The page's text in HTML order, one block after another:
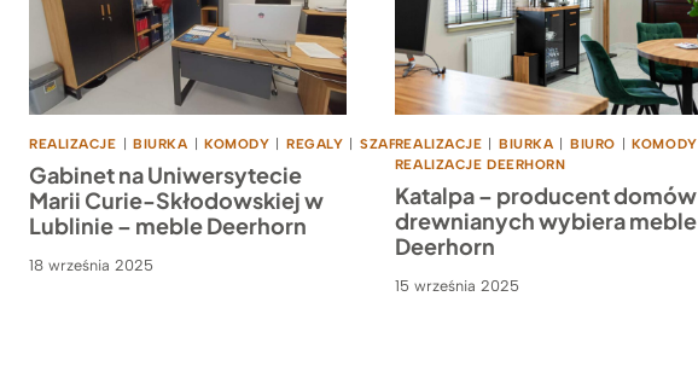
REALIZACJE BIURKA KOMODY REGALY SZAFY
Gabinet na Uniwersytecie
Marii Curie-Skłodowskiej w
Lublinie – meble Deerhorn
18 września 2025
REALIZACJE BIURKA BIURO KOMODY
REALIZACJE DEERHORN
Katalpa – producent domów
drewnianych wybiera meble
Deerhorn
15 września 2025